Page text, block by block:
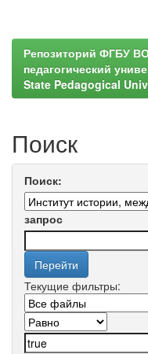
Репозиторий ФГБУ
педагогический
State Pedagogical
Поиск
Поиск:
запрос
Текущие фильтры: